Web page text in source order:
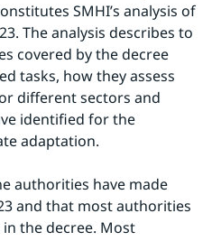
SMHI’s analysis of
The analysis describes to
covered by the decree
tasks, how they assess
different sectors and
identified for the
adaptation.
authorities have made
and that most authorities
the decree. Most